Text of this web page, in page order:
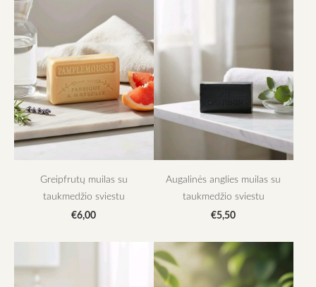
Greipfrutų muilas su
taukmedžio sviestu
€6,00
Augalinės anglies muilas su
taukmedžio sviestu
€5,50